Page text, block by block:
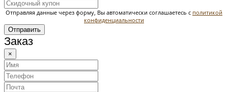
Отправляя данные через форму, Вы автоматически соглашаетесь с политикой
конфиденциальности
Отправить
Заказ
×